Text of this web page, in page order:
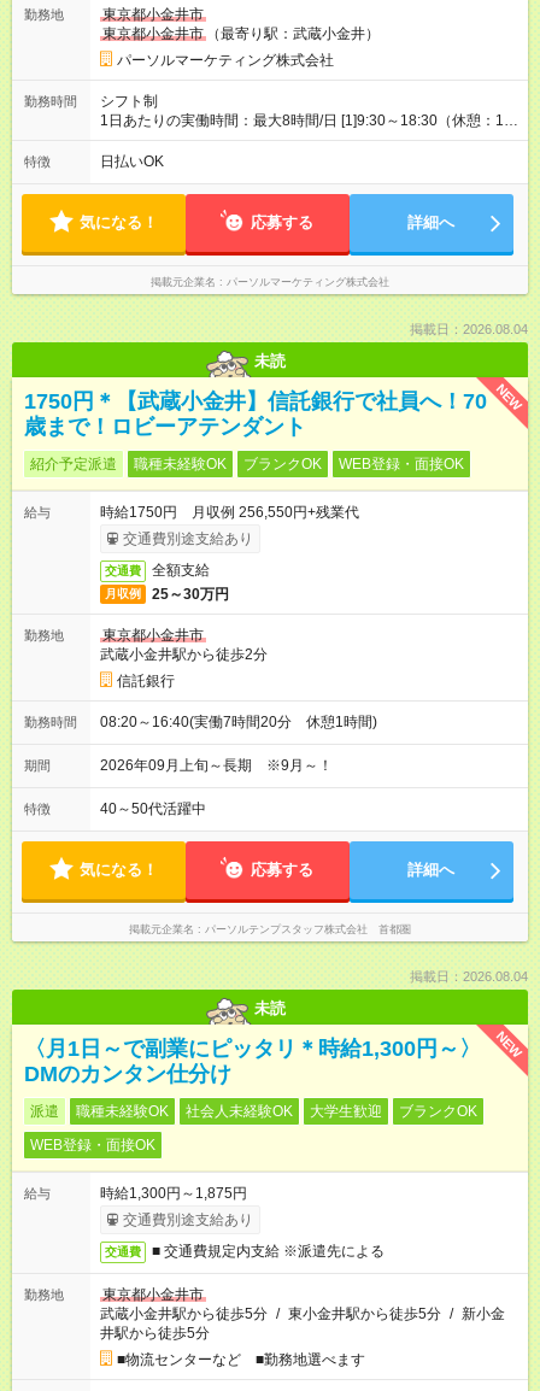
勤務地
東京都小金井市
東京都小金井市
（最寄り駅：武蔵小金井）
パーソルマーケティング株式会社
勤務時間
シフト制
1日あたりの実働時間：最大8時間/日 [1]9:30～18:30（休憩：1時
間） [2]15:30～19:30（休憩：なし） ・平日のみ週3日 【土日
祝】9:30～18:30(実働8時間)【平日】15:30～19:30(実働4時間)
特徴 日払いOK
気になる！ 応募する 詳細へ
掲載元企業名 パーソルマーケティング株式会社
掲載日：2026.08.04
未読
NEW
1750円＊【武蔵小金井】信託銀行で社員へ！70
歳まで！ロビーアテンダント
紹介予定派遣 職種未経験OK ブランクOK WEB登録・面接OK
給与
時給1750円 月収例 256,550円+残業代
交通費別途支給あり
交通費 全額支給
月収例 25～30万円
勤務地
東京都小金井市
武蔵小金井駅から徒歩2分
信託銀行
勤務時間 08:20～16:40(実働7時間20分 休憩1時間)
期間 2026年09月上旬～長期 ※9月～！
特徴 40～50代活躍中
気になる！ 応募する 詳細へ
掲載元企業名 パーソルテンプスタッフ株式会社 首都圏
掲載日：2026.08.04
未読
NEW
〈月1日～で副業にピッタリ＊時給1,300円～〉
DMのカンタン仕分け
派遣 職種未経験OK 社会人未経験OK 大学生歓迎
ブランクOK
WEB登録・面接OK
給与
時給1,300円～1,875円
交通費別途支給あり
交通費 ■ 交通費規定内支給 ※派遣先による
勤務地
東京都小金井市
武蔵小金井駅から徒歩5分 / 東小金井駅から徒歩5分 / 新小金
井駅から徒歩5分
■物流センターなど ■勤務地選べます